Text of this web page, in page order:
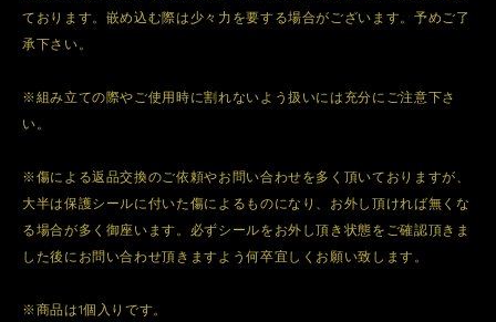
ております。嵌め込む際は少々力を要する場合がございます。予めご了
承下さい。
※組み立ての際やご使用時に割れないよう扱いには充分にご注意下さ
い。
※傷による返品交換のご依頼やお問い合わせを多く頂いておりますが、
大半は保護シールに付いた傷によるものになり、お外し頂ければ無くな
る場合が多く御座います。必ずシールをお外し頂き状態をご確認頂きま
した後にお問い合わせ頂きますよう何卒宜しくお願い致します。
※商品は1個入りです。